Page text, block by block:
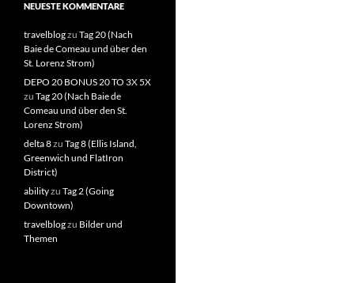
NEUESTE KOMMENTARE
travelblogzu Tag 20 (Nach
Baie de Comeau und über den
St. Lorenz Strom)
DEPO 20 BONUS 20 TO 3X 5X
zu Tag 20 (Nach Baie de
Comeau und über den St.
Lorenz Strom)
delta 8zu Tag 8 (Ellis Island,
Greenwich und FlatIron
District)
abilityzu Tag 2 (Going
Downtown)
travelblogzu Bilder und
Themen